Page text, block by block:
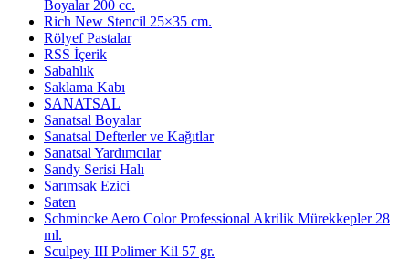
Boyalar 200 cc.
Rich New Stencil 25×35 cm.
Rölyef Pastalar
RSS İçerik
Sabahlık
Saklama Kabı
SANATSAL
Sanatsal Boyalar
Sanatsal Defterler ve Kağıtlar
Sanatsal Yardımcılar
Sandy Serisi Halı
Sarımsak Ezici
Saten
Schmincke Aero Color Professional Akrilik Mürekkepler 28
ml.
Sculpey III Polimer Kil 57 gr.